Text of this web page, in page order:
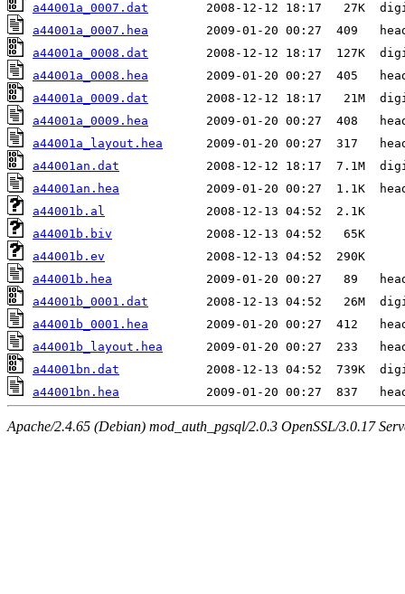
a44001a_0007.dat
a44001a_0007.hea
a44001a_0008.dat
a44001a_0008.hea
a44001a_0009.dat
a44001a_0009.hea
a44001a_layout.hea
a44001an.dat
a44001an.hea
a44001b.al
a44001b.biv
a44001b.ev
a44001b.hea
a44001b_0001.dat
a44001b_0001.hea
a44001b_layout.hea
a44001bn.dat
a44001bn.hea
Apache/2.4.65 (Debian) mod_auth_pgsql/2.0.3 OpenSSL/3.0.17